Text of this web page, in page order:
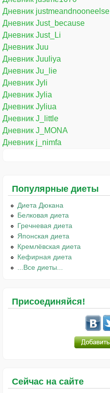
Дневник justmeandnooneelse
Дневник Just_because
Дневник Just_Li
Дневник Juu
Дневник Juuliya
Дневник Ju_lie
Дневник Jyli
Дневник Jylia
Дневник Jyliua
Дневник J_little
Дневник J_MONA
Дневник j_nimfa
Популярные диеты
Диета Дюкана
Белковая диета
Гречневая диета
Японская диета
Кремлёвская диета
Кефирная диета
...Все диеты...
Присоединяйся!
Сейчас на сайте